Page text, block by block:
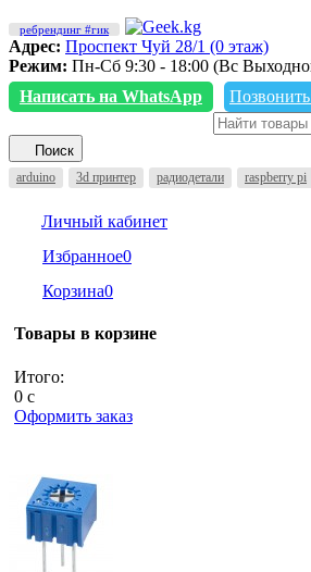
ребрендинг #гик
Адрес: Проспект Чуй 28/1 (0 этаж)
Режим: Пн-Сб 9:30 - 18:00 (Вс
Написать на WhatsApp
Поиск
arduino 3d принтер радиодетали raspberry pi
Личный кабинет
Избранное0
Корзина0
Товары в корзине
Итого:
0 c
Оформить заказ